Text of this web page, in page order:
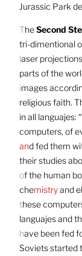
Jurassic Park
TheSecond
tri-dimentional
laser
parts of the
images
religious faith.
in all languajes:
computers, of
and fed them
their studies
of the human
chemistryand
these
languajes and
have been fed
Soviets started